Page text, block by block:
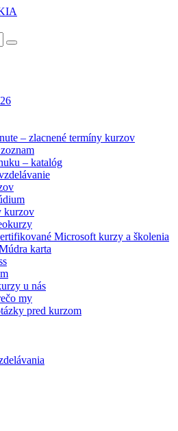
– zlacnené termíny kurzov
– katalóg
kurzov
Microsoft kurzy a školenia
karta
u nás
my
pred kurzom